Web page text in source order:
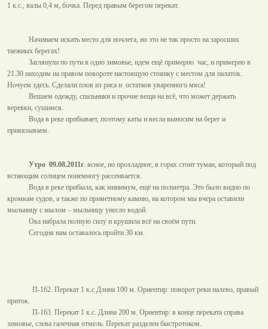
1 к.с., валы 0,4 м, бочка. Перед правым берегом перекат.
Начинаем искать место для ночлега, но это не так просто на заросших
таежных берегах!
Заглянули по пути в одно зимовье, идем ещё примерно час, и примерно в
21.30 находим на правом повороте настоящую стоянку с местом для палаток.
Ночуем здесь. Сделали плов из риса и остатков уваренного мяса!
Вешаем одежду, спальники и прочие вещи на всё, что может держать
веревки, сушимся.
Вода в реке прибывает, поэтому каты и весла выносим на берег и
привязываем.
Утро 09.08.2011г. ясное, но прохладное, в горах стоит туман, который под
встающим солнцем понемногу рассеивается.
Вода в реке прибыла, как минимум, ещё на полметра. Это было видно по
кромкам судов, а также по приметному камню, на котором мы вчера оставили
мыльницу с мылом – мыльницу унесло водой.
Ока набрала полную силу и крушила всё на своём пути.
Сегодня нам оставалось пройти 30 км.
П-162. Перекат 1 к.с Длина 100 м. Ориентир: поворот реки налево, правый
приток.
П-163. Перекат 1 к.с. Длина 200 м. Ориентир: в конце переката справа
зимовье, слева галечная отмель. Перекат разделен быстротоком.